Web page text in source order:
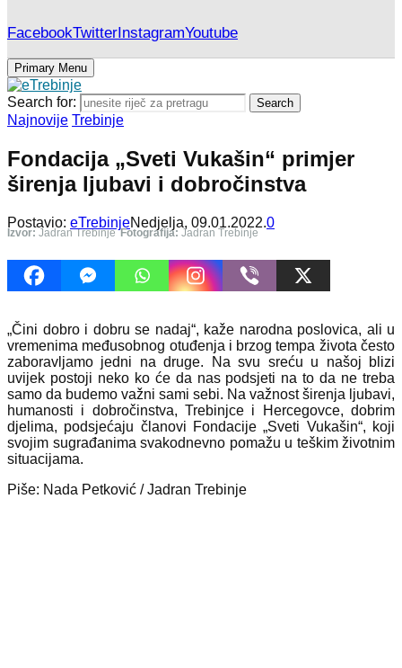
FacebookTwitterInstagramYoutube
Primary Menu
Search for: Search
Najnovije Trebinje
Fondacija „Sveti Vukašin“ primjer
širenja ljubavi i dobročinstva
Postavio: eTrebinjeNedjelja, 09.01.2022.0
Izvor: Jadran Trebinje Fotografija: Jadran Trebinje
„Čini dobro i dobru se nadaj“, kaže narodna poslovica, ali u
vremenima međusobnog otuđenja i brzog tempa života često
zaboravljamo jedni na druge. Na svu sreću u našoj blizi
uvijek postoji neko ko će da nas podsjeti na to da ne treba
samo da budemo važni sami sebi. Na važnost širenja ljubavi,
humanosti i dobročinstva, Trebinjce i Hercegovce, dobrim
djelima, podsjećaju članovi Fondacije „Sveti Vukašin“, koji
svojim sugrađanima svakodnevno pomažu u teškim životnim
situacijama.
Piše: Nada Petković / Jadran Trebinje